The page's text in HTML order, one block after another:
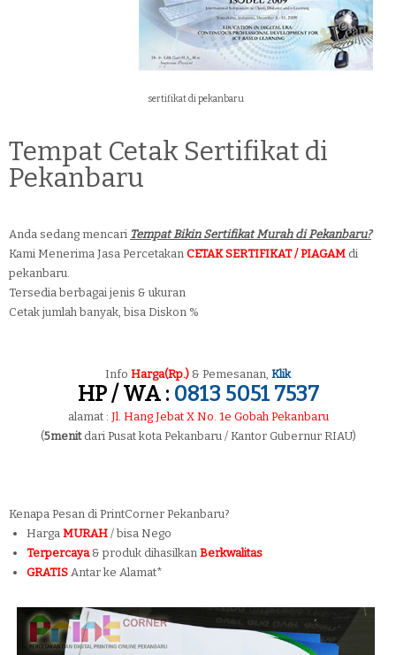
sertifikat di pekanbaru
Tempat Cetak Sertifikat di
Pekanbaru
Anda sedang mencari Tempat Bikin Sertifikat Murah di Pekanbaru?
Kami Menerima Jasa Percetakan CETAK SERTIFIKAT / PIAGAM di
pekanbaru.
Tersedia berbagai jenis & ukuran
Cetak jumlah banyak, bisa Diskon %
Info Harga(Rp.) & Pemesanan, Klik
HP / WA : 0813 5051 7537
alamat : Jl. Hang Jebat X No. 1e Gobah Pekanbaru
(5menitdari Pusat kota Pekanbaru / Kantor Gubernur RIAU)
Kenapa Pesan di PrintCorner Pekanbaru?
Harga MURAH / bisa Nego
Terpercaya& produk dihasilkan Berkwalitas
GRATIS Antar ke Alamat*